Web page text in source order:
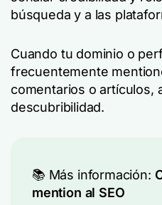
búsqueda y a las
Cuando tu dominio o
frecuentemente
comentarios o artículos,
descubribilidad.
📚 Más información:
mention al SEO